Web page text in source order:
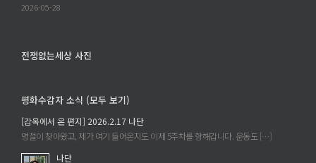
2026-05-28
전쟁없는세상 사진
평화수감자 소식 (모두 보기)
[감옥에서 온 편지] 2026.2.17 나단
명절이 찾아왔고, 제가 여기 들어온지도 이제 5주차를 향해갑니다. 운동도 […]
나단